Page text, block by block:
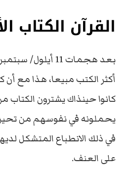
القرآن الكتاب
بعد هجمات 11
أكثر الكتب مبيعا، هذا مع أن
كانوا حينذاك يشترون الكتاب
يحملونه في نفوسهم من
في ذلك الانطباع المتشكل
على العنف.